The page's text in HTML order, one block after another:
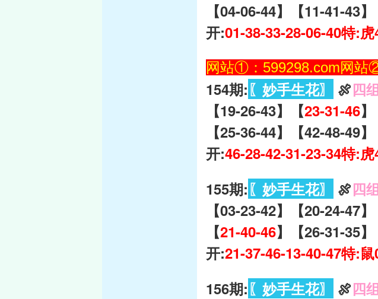
【04-06-44】【11-41-43】
开:01-38-33-28-06-40特:虎
网站①：599298.com网站
154期:〖妙手生花〗 🍖四
【19-26-43】【23-31-46】
【25-36-44】【42-48-49】
开:46-28-42-31-23-34特:虎
155期:〖妙手生花〗 🍖四
【03-23-42】【20-24-47】
【21-40-46】【26-31-35】
开:21-37-46-13-40-47特:
156期:〖妙手生花〗 🍖四